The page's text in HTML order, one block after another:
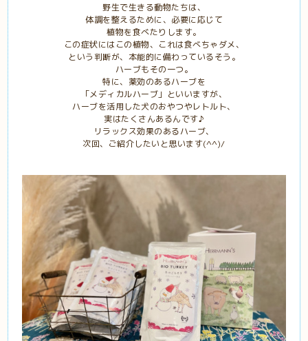
野生で生きる動物たちは、
体調を整えるために、必要に応じて
植物を食べたりします。
この症状にはこの植物、これは食べちゃダメ、
という判断が、本能的に備わっているそう。
ハーブもその一つ。
特に、薬効のあるハーブを
「メディカルハーブ」といいますが、
ハーブを活用した犬のおやつやレトルト、
実はたくさんあるんです♪
リラックス効果のあるハーブ、
次回、ご紹介したいと思います(^^)/